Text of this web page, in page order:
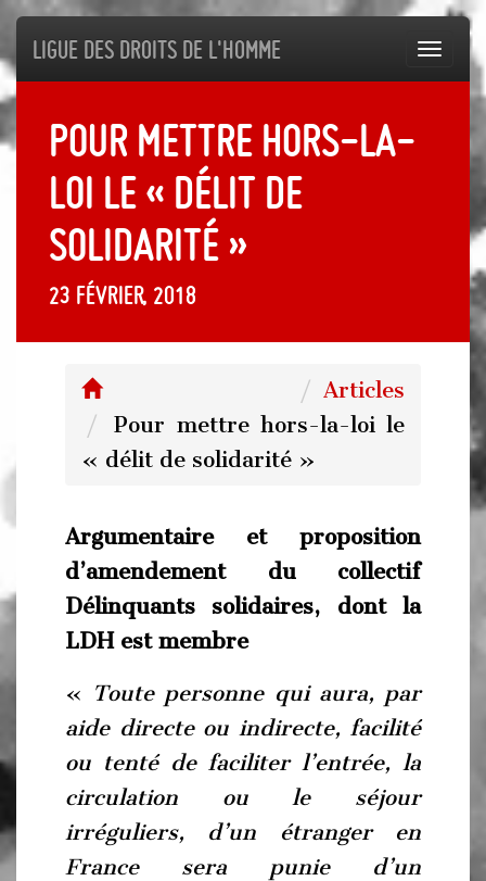
Ligue des droits de l'Homme
Pour mettre hors-la-
loi le « délit de
solidarité »
23 février, 2018
Articles
Pour mettre hors-la-loi le
« délit de solidarité »
Argumentaire et proposition
d’amendement du collectif
Délinquants solidaires, dont la
LDH est membre
« Toute personne qui aura, par
aide directe ou indirecte, facilité
ou tenté de faciliter l’entrée, la
circulation ou le séjour
irréguliers, d’un étranger en
France sera punie d’un